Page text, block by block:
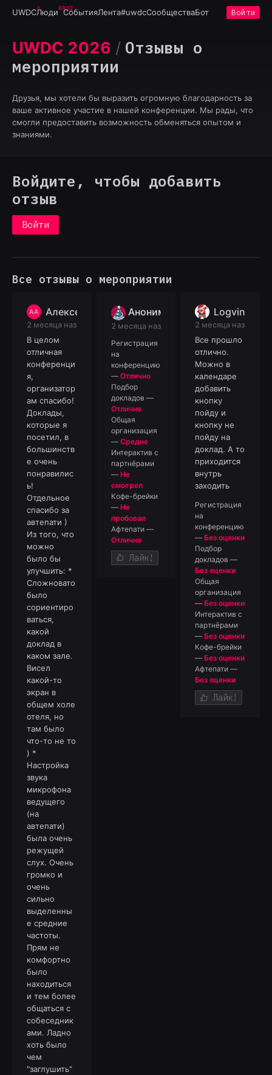
UWDCЛюди6932
СобытияЛента#uwdcСообществаБот Войти
UWDC 2026 / Отзывы о
мероприятии
Друзья, мы хотели бы выразить огромную благодарность за
ваше активное участие в нашей конференции. Мы рады, что
смогли предоставить возможность обменяться опытом и
знаниями.
Войдите, чтобы добавить
отзыв
Войти
Все отзывы о мероприятии
АА Алексей
2 месяца назад
В целом
отличная
конференци
я,
организатор
ам спасибо!
Доклады,
которые я
посетил, в
большинств
е очень
понравилис
ь!
Отдельное
спасибо за
автепати )
Из того, что
можно
было бы
улучшить: *
Сложновато
было
сориентиро
ваться,
какой
доклад в
каком зале.
Висел
какой-то
экран в
общем холе
отеля, но
там было
что-то не то
) *
Настройка
звука
микрофона
ведущего
(на
автепати)
была очень
режущей
слух. Очень
громко и
очень
сильно
выделенны
е средние
частоты.
Прям не
комфортно
было
находиться
и тем более
общаться с
собеседник
ами. Ладно
хоть было
чем
"заглушить"
Анонимный отзыв
2 месяца назад
Регистрация
на
конференцию
— Отлично
Подбор
докладов —
Отлично
Общая
организация
— Средне
Интерактив с
партнёрами
— Не
смотрел
Кофе-брейки
— Не
пробовал
Афтепати—
Отлично
Лайк!
Logvinov
2 месяца назад
Все прошло
отлично.
Можно в
календаре
добавить
кнопку
пойду и
кнопку не
пойду на
доклад. А то
приходится
внутрь
заходить
Регистрация
на
конференцию
—Без оценки
Подбор
докладов —
Без оценки
Общая
организация
—Без оценки
Интерактив с
партнёрами
—Без оценки
Кофе-брейки
—Без оценки
Афтепати —
Без оценки
Лайк!